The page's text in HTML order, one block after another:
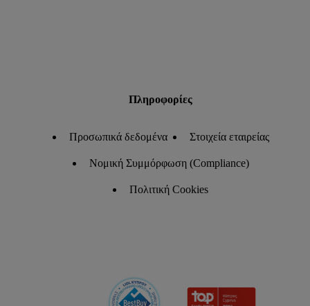
Πληροφορίες
Προσωπικά δεδομένα Στοιχεία εταιρείας
Νομική Συμμόρφωση (Compliance)
Πολιτική Cookies